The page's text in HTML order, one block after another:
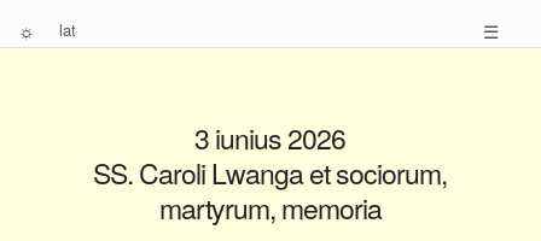
☼ lat ☰
3 iunius 2026
SS. Caroli Lwanga et sociorum,
martyrum, memoria